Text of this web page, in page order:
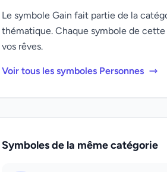
Le symbole Gain fait partie de la
thématique. Chaque symbole de
vos rêves.
Voir tous les symboles Personnes
Symboles de la même catégorie